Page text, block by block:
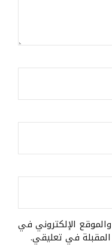
الإلكتروني في
في تعليقي.